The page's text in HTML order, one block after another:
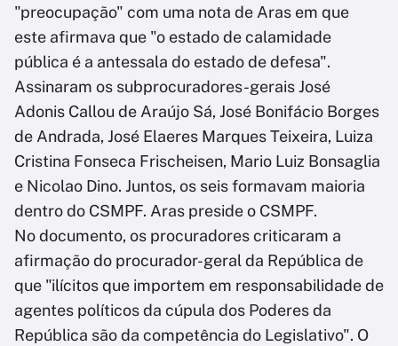
"preocupação" com uma nota de Aras em que
este afirmava que "o estado de calamidade
pública é a antessala do estado de defesa".
Assinaram os subprocuradores-gerais José
Adonis Callou de Araújo Sá, José Bonifácio Borges
de Andrada, José Elaeres Marques Teixeira, Luiza
Cristina Fonseca Frischeisen, Mario Luiz Bonsaglia
e Nicolao Dino. Juntos, os seis formavam maioria
dentro do CSMPF. Aras preside o CSMPF.
No documento, os procuradores criticaram a
afirmação do procurador-geral da República de
que "ilícitos que importem em responsabilidade de
agentes políticos da cúpula dos Poderes da
República são da competência do Legislativo". O